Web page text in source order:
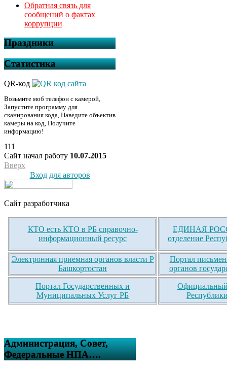
Обратная связь для
сообщений о фактах
коррупции
Праздники
Статистика
QR-код
Возьмите моб телефон с камерой,
Запустите программу для
сканирования кода, Наведите объектив
камеры на код, Получите
информацию!
111
Сайт начал работу 10.07.2015
Вверх
Вход для авторов
Сайт разработчика
КТО есть КТО в РБ справочно-
информационный ресурс
ЕДИНАЯ
отделение
Электронная приемная органов власти Р
Башкортостан
Портал
органов
Портал Государственных и
Муниципальных Услуг РБ
Официальный
Администрация, Совет,
Федеральные НПА….